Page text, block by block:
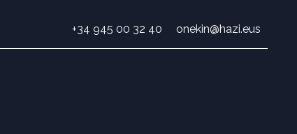
+34 945 00 32 40 onekin@hazi.eus